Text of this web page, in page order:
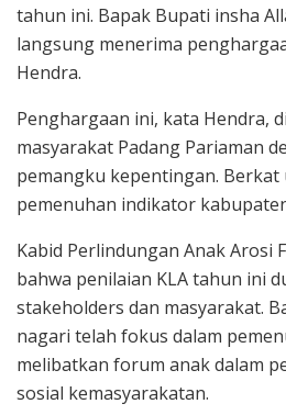
tahun ini. Bapak Bupati insha
langsung menerima
Hendra.
Penghargaan ini, kata Hendra,
masyarakat Padang Pariaman
pemangku kepentingan. Berkat
pemenuhan indikator
Kabid Perlindungan Anak Arosi
bahwa penilaian KLA tahun ini
stakeholders dan masyarakat.
nagari telah fokus dalam
melibatkan forum anak dalam
sosial kemasyarakatan.